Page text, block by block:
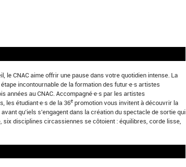
le CNAC aime offrir une pause dans votre quotidien intense. La
incontournable de la formation des futur·e·s artistes
années au CNAC. Accompagné·e·s par les artistes
les étudiant·e·s de la 36e promotion vous invitent à découvrir la
qu’iels s’engagent dans la création du spectacle de sortie qui
six disciplines circassiennes se côtoient : équilibres, corde lisse,